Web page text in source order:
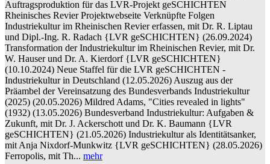
Auftragsproduktion für das LVR-Projekt geSCHICHTEN
Rheinisches Revier Projektwebseite Verknüpfte Folgen
Industriekultur im Rheinischen Revier erfassen, mit Dr. R. Liptau
und Dipl.-Ing. R. Radach {LVR geSCHICHTEN} (26.09.2024)
Transformation der Industriekultur im Rheinischen Revier, mit Dr.
W. Hauser und Dr. A. Kierdorf {LVR geSCHICHTEN}
(10.10.2024) Neue Staffel für die LVR geSCHICHTEN -
Industriekultur in Deutschland (12.05.2026) Auszug aus der
Präambel der Vereinsatzung des Bundesverbands Industriekultur
(2025) (20.05.2026) Mildred Adams, "Cities revealed in lights"
(1932) (13.05.2026) Bundesverband Industriekultur: Aufgaben &
Zukunft, mit Dr. J. Ackerschott und Dr. K. Baumann {LVR
geSCHICHTEN} (21.05.2026) Industriekultur als Identitätsanker,
mit Anja Nixdorf-Munkwitz {LVR geSCHICHTEN} (28.05.2026)
Ferropolis, mit Th... mehr